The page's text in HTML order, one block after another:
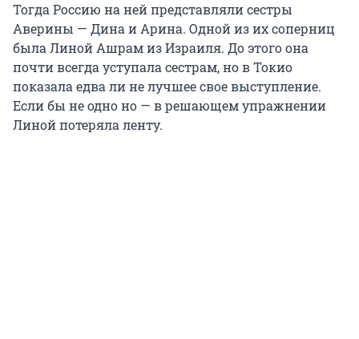
Тогда Россию на ней представляли сестры
Аверины — Дина и Арина. Одной из их соперниц
была Линой Ашрам из Израиля. До этого она
почти всегда уступала сестрам, но в Токио
показала едва ли не лучшее свое выступление.
Если бы не одно но — в решающем упражнении
Линой потеряла ленту.